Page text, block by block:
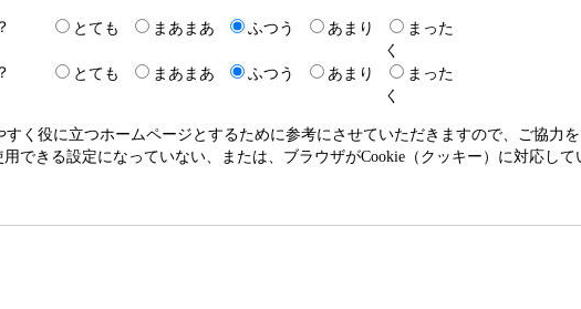
とても まあまあ ふつう あまり
まった
く
とても まあまあ ふつう あまり
まった
く
く役に立つホームページとするために参考にさせていただきますので、ご協力を
できる設定になっていない、または、ブラウザがCookie（クッキー）に対応して